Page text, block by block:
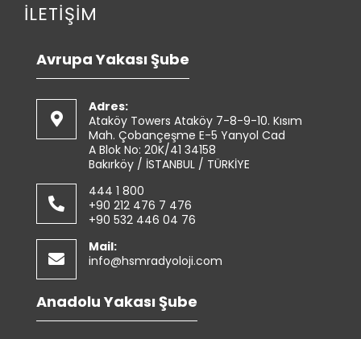
İLETİŞİM
Avrupa Yakası Şube
Adres:
Ataköy Towers Ataköy 7-8-9-10. Kısım
Mah. Çobançeşme E-5 Yanyol Cad
A Blok No: 20K/41 34158
Bakırköy / İSTANBUL / TÜRKİYE
444 1 800
+90 212 476 7 476
+90 532 446 04 76
Mail:
info@hsmradyoloji.com
Anadolu Yakası Şube